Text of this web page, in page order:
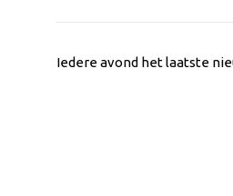
Iedere avond het laatste